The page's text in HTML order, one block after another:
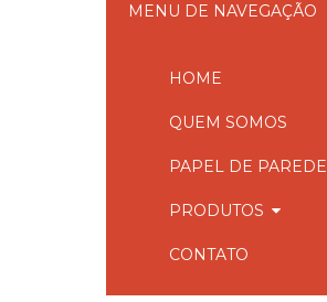
MENU DE NAVEGAÇÃO
HOME
QUEM SOMOS
PAPEL DE PAREDE
PRODUTOS
CONTATO